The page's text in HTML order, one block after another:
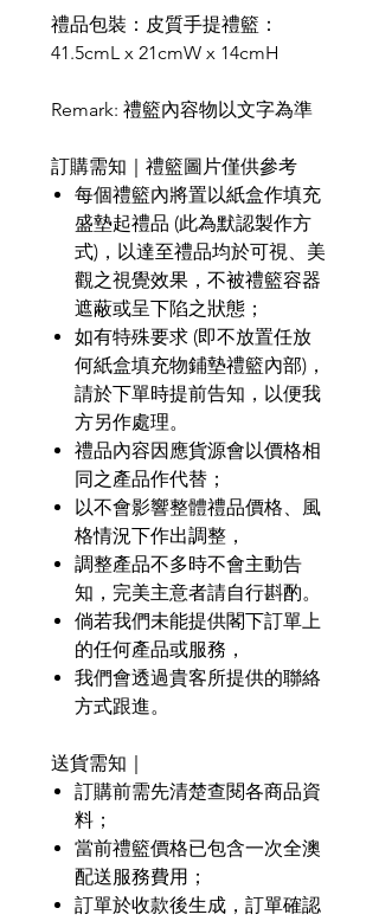
禮品包裝：皮質手提禮籃：
41.5cmL x 21cmW x 14cmH
Remark: 禮籃內容物以文字為準
訂購需知｜禮籃圖片僅供參考
每個禮籃內將置以紙盒作填充
盛墊起禮品 (此為默認製作方
式) ，以達至禮品均於可視、美
觀之視覺效果，不被禮籃容器
遮蔽或呈下陷之狀態；
如有特殊要求 (即不放置任放
何紙盒填充物鋪墊禮籃內部) ，
請於下單時提前告知，以便我
方另作處理。
禮品內容因應貨源會以價格相
同之產品作代替；
以不會影響整體禮品價格、風
格情況下作出調整，
調整產品不多時不會主動告
知，完美主意者請自行斟酌。
倘若我們未能提供閣下訂單上
的任何產品或服務，
我們會透過貴客所提供的聯絡
方式跟進。
送貨需知｜
訂購前需先清楚查閱各商品資
料；
當前禮籃價格已包含一次全澳
配送服務費用；
訂單於收款後生成，訂單確認